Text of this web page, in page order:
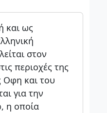
και ως
στον
περιοχές της
Οφη και του
για την
η οποία